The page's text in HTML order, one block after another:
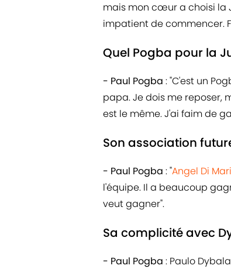
mais mon cœur a choisi la
impatient de commencer.
Quel Pogba pour la
- Paul Pogba : "C'est un
papa. Je dois me reposer,
est le même. J'ai faim de
Son association
- Paul Pogba : "Angel Di
l'équipe. Il a beaucoup
veut gagner".
Sa complicité avec
- Paul Pogba : Paulo